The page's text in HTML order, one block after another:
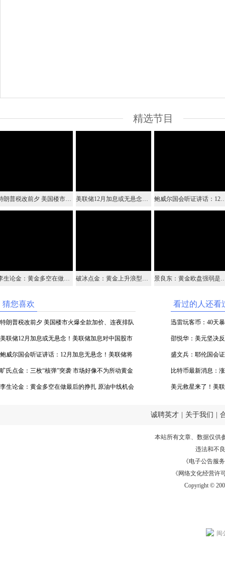
精选节目
特朗普税改前夕 美国楼市火爆全款加价、连夜排队都用上了 美联储12月加息或无悬念！美联储加息对中国股市有何影响？ 鲍威尔国会听证讲话：12月加息无悬念
李生论金：黄金多空在做最后的挣扎 原油中线机会来临 破冰点金：黄金上升浪型结构保持良好 三角形整理末端爆发将至 景良东：黄金欧盘强弱是关
猜您喜欢
特朗普税改前夕 美国楼市火爆全款加价、连夜排队
都用上了
美联储12月加息或无悬念！美联储加息对中国股市
有何影响？
鲍威尔国会听证讲话：12月加息无悬念！美联储将
继续加息并进行缩表
旷氏点金：三枚“核弹”突袭 市场好像不为所动黄金
低多还需1292
李生论金：黄金多空在做最后的挣扎 原油中线机会
看过的人还看
迅雷玩客币：40天
邵悦华：美元坚决
盛文兵：耶伦国会
比特币最新消息：
元的基金大佬称加
美元救星来了！美
诚聘英才 关于我们
本站所有文章、数据仅供
违法和不
《电子公告服务
《网络文化经营许
Copyright ©
闽